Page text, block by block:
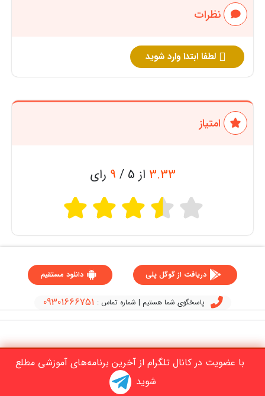
نظرات
لطفا ابتدا وارد شوید
امتیاز
3.33 از 5 / 9 رای
دریافت از گوگل پلی دانلود مستقیم
پاسخگوی شما هستیم | شماره تماس : 09301666751
با عضویت در کانال تلگرام از آخرین برنامه‌های آموزشی مطلع
شوید